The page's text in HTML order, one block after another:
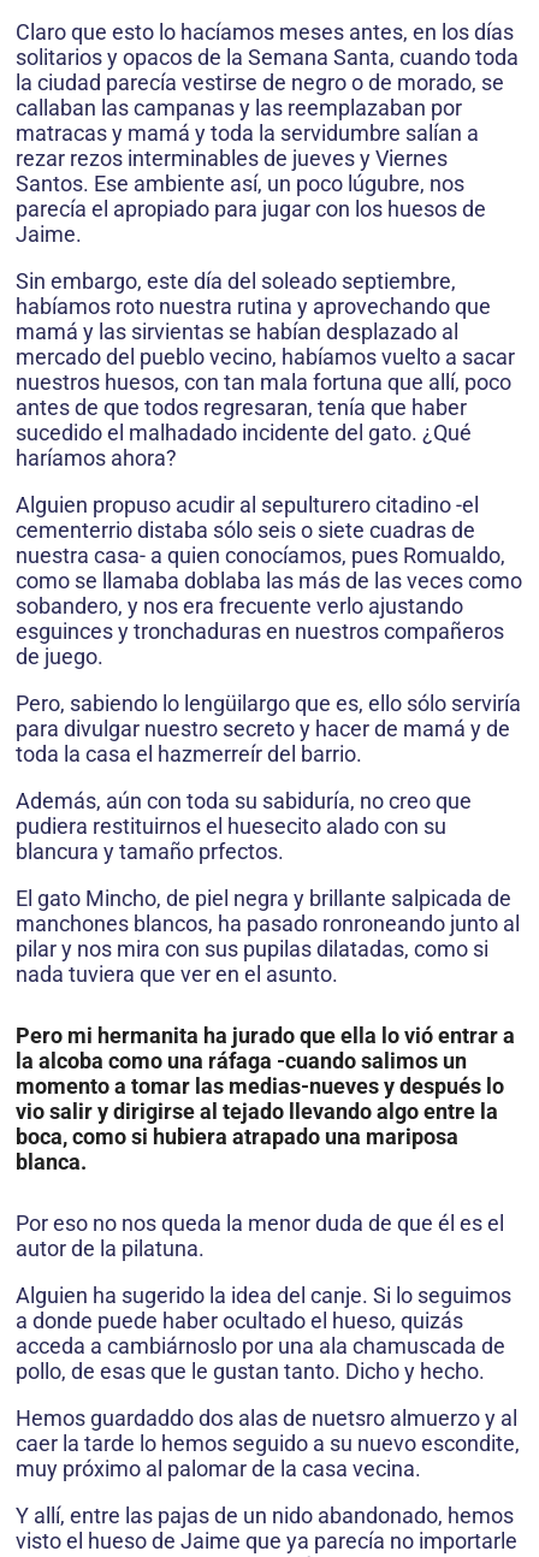
Claro que esto lo hacíamos meses antes, en los días
solitarios y opacos de la Semana Santa, cuando toda
la ciudad parecía vestirse de negro o de morado, se
callaban las campanas y las reemplazaban por
matracas y mamá y toda la servidumbre salían a
rezar rezos interminables de jueves y Viernes
Santos. Ese ambiente así, un poco lúgubre, nos
parecía el apropiado para jugar con los huesos de
Jaime.
Sin embargo, este día del soleado septiembre,
habíamos roto nuestra rutina y aprovechando que
mamá y las sirvientas se habían desplazado al
mercado del pueblo vecino, habíamos vuelto a sacar
nuestros huesos, con tan mala fortuna que allí, poco
antes de que todos regresaran, tenía que haber
sucedido el malhadado incidente del gato. ¿Qué
haríamos ahora?
Alguien propuso acudir al sepulturero citadino -el
cementerrio distaba sólo seis o siete cuadras de
nuestra casa- a quien conocíamos, pues Romualdo,
como se llamaba doblaba las más de las veces como
sobandero, y nos era frecuente verlo ajustando
esguinces y tronchaduras en nuestros compañeros
de juego.
Pero, sabiendo lo lengüilargo que es, ello sólo serviría
para divulgar nuestro secreto y hacer de mamá y de
toda la casa el hazmerreír del barrio.
Además, aún con toda su sabiduría, no creo que
pudiera restituirnos el huesecito alado con su
blancura y tamaño prfectos.
El gato Mincho, de piel negra y brillante salpicada de
manchones blancos, ha pasado ronroneando junto al
pilar y nos mira con sus pupilas dilatadas, como si
nada tuviera que ver en el asunto.
Pero mi hermanita ha jurado que ella lo vió entrar a
la alcoba como una ráfaga -cuando salimos un
momento a tomar las medias-nueves y después lo
vio salir y dirigirse al tejado llevando algo entre la
boca, como si hubiera atrapado una mariposa
blanca.
Por eso no nos queda la menor duda de que él es el
autor de la pilatuna.
Alguien ha sugerido la idea del canje. Si lo seguimos
a donde puede haber ocultado el hueso, quizás
acceda a cambiárnoslo por una ala chamuscada de
pollo, de esas que le gustan tanto. Dicho y hecho.
Hemos guardaddo dos alas de nuetsro almuerzo y al
caer la tarde lo hemos seguido a su nuevo escondite,
muy próximo al palomar de la casa vecina.
Y allí, entre las pajas de un nido abandonado, hemos
visto el hueso de Jaime que ya parecía no importarle